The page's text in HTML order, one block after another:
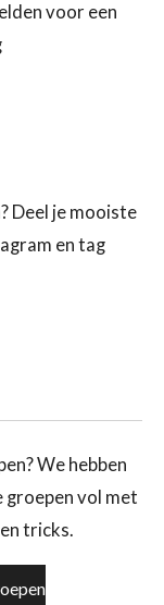
voor een
Deel je mooiste
en tag
We hebben
groepen vol met
tricks.